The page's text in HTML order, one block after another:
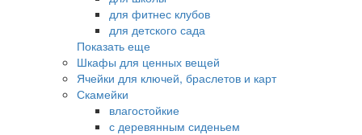
для фитнес клубов
для детского сада
Показать еще
Шкафы для ценных вещей
Ячейки для ключей, браслетов и карт
Скамейки
влагостойкие
с деревянным сиденьем